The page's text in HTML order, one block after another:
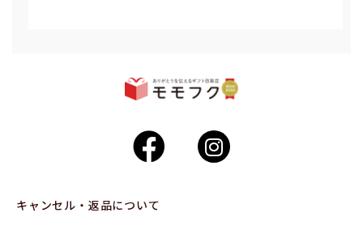
キャンセル・返品について